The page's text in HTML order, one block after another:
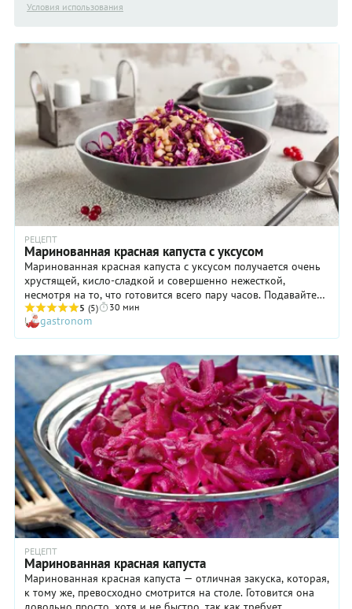
Условия использования
РЕЦЕПТ
Маринованная красная капуста с уксусом
Маринованная красная капуста с уксусом получается очень
хрустящей, кисло-сладкой и совершенно нежесткой,
несмотря на то, что готовится всего пару часов. Подавайте
ее в качестве гарнира к жирному мясу, птице, рису,
картофелю или как самостоятельную закуску с ломтиком
свежего бородинского хлеба. Для маринования выбирайте
небольшие плотные кочаны красной капусты и крупные
яблоки поздних осенних сортов. Такие овощи и фрукты
лучше сохраняют форму и остаются сочными под
воздействием уксусной кислоты в маринаде.
5 (5) 30 мин
gastronom
РЕЦЕПТ
Маринованная красная капуста
Маринованная красная капуста — отличная закуска, которая,
к тому же, превосходно смотрится на столе. Готовится она